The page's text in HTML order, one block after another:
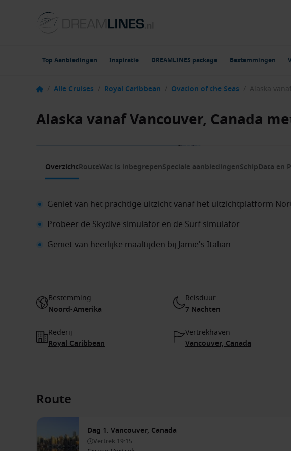
Top Aanbiedingen Inspiratie DREAMLINES package Bestemmingen
/ Alle Cruises / Royal Caribbean / Ovation of the Seas /
Alaska vanaf Vancouver, Canada
OverzichtRouteWat is inbegrepenSpeciale aanbiedingenSchipData en
Geniet van het prachtige uitzicht vanaf het uitzichtplatform
Probeer de Skydive simulator en de Surf simulator
Geniet van heerlijke maaltijden bij Jamie's Italian
Bestemming
Noord-Amerika
Reisduur
7 Nachten
Rederij
Royal Caribbean
Vertrekhaven
Vancouver, Canada
Route
Dag 1. Vancouver, Canada
Vertrek 19:15